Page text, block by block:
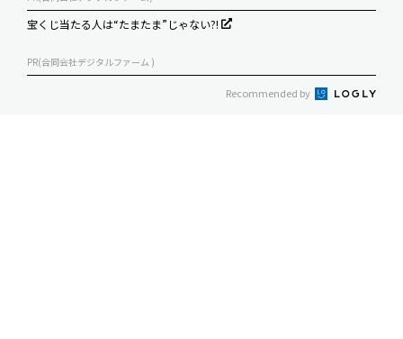
宝くじ当たる人は“たまたま”じゃない?!
PR(合同会社デジタルファーム )
Recommended by